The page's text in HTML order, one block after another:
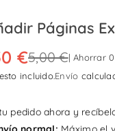
Páginas
€5,00 €|Ahorrar
incluido.Envío
pedido ahora y